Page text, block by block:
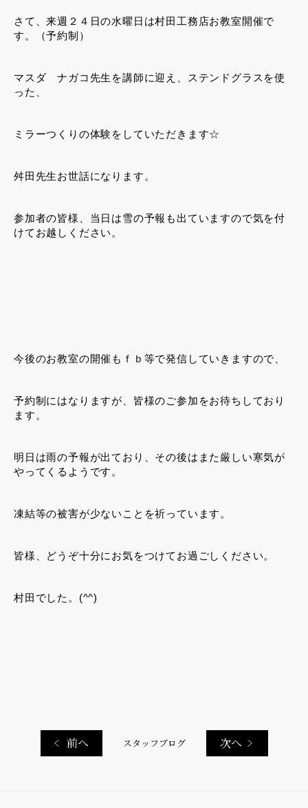
さて、来週２４日の水曜日は村田工務店お教室開催で
す。（予約制）
マスダ ナガコ先生を講師に迎え、ステンドグラスを使
った、
ミラーつくりの体験をしていただきます☆
舛田先生お世話になります。
参加者の皆様、当日は雪の予報も出ていますので気を付
けてお越しください。
今後のお教室の開催もｆｂ等で発信していきますので、
予約制にはなりますが、皆様のご参加をお待ちしており
ます。
明日は雨の予報が出ており、その後はまた厳しい寒気が
やってくるようです。
凍結等の被害が少ないことを祈っています。
皆様、どうぞ十分にお気をつけてお過ごしください。
村田でした。(^^)
前へ スタッフブログ 次へ